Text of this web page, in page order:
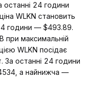
24 години
WLKN становить
години — $493.89.
при максимальній
WLKN посідає
За останні 24 години
а найнижча —